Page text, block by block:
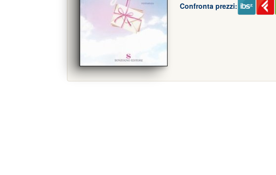
Confronta prezzi: